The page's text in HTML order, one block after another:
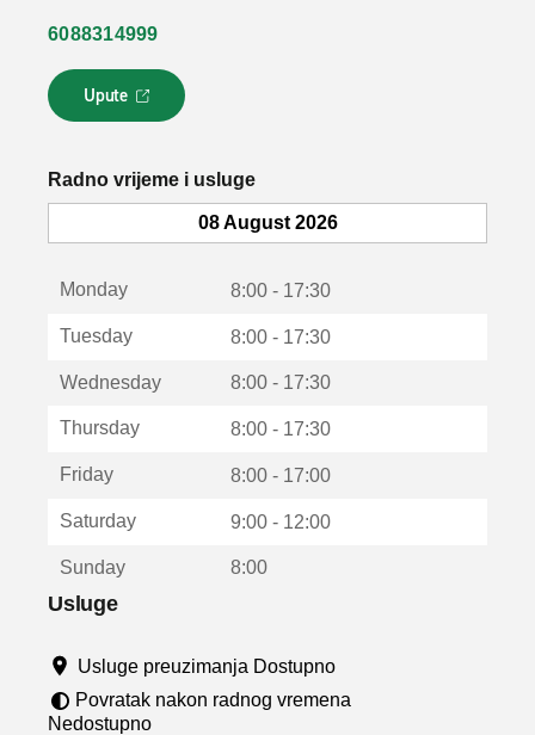
6088314999
Upute
L
i
k
o
u
u
Radno vrijeme i usluge
08 August 2026
Monday 8:00 - 17:30
Tuesday 8:00 - 17:30
Wednesday 8:00 - 17:30
Thursday 8:00 - 17:30
Friday 8:00 - 17:00
Saturday 9:00 - 12:00
Sunday 8:00
Usluge
Usluge preuzimanja Dostupno
Povratak nakon radnog vremena
Nedostupno